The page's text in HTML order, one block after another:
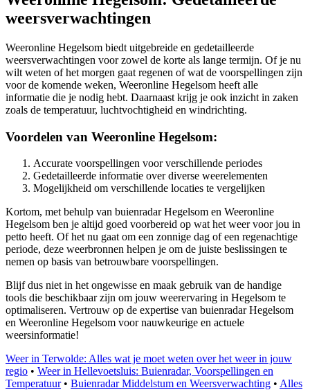
weersverwachtingen
Weeronline Hegelsom biedt uitgebreide en gedetailleerde
weersverwachtingen voor zowel de korte als lange termijn. Of je nu
wilt weten of het morgen gaat regenen of wat de voorspellingen zijn
voor de komende weken, Weeronline Hegelsom heeft alle
informatie die je nodig hebt. Daarnaast krijg je ook inzicht in zaken
zoals de temperatuur, luchtvochtigheid en windrichting.
Voordelen van Weeronline Hegelsom:
Accurate voorspellingen voor verschillende periodes
Gedetailleerde informatie over diverse weerelementen
Mogelijkheid om verschillende locaties te vergelijken
Kortom, met behulp van buienradar Hegelsom en Weeronline
Hegelsom ben je altijd goed voorbereid op wat het weer voor jou in
petto heeft. Of het nu gaat om een zonnige dag of een regenachtige
periode, deze weerbronnen helpen je om de juiste beslissingen te
nemen op basis van betrouwbare voorspellingen.
Blijf dus niet in het ongewisse en maak gebruik van de handige
tools die beschikbaar zijn om jouw weerervaring in Hegelsom te
optimaliseren. Vertrouw op de expertise van buienradar Hegelsom
en Weeronline Hegelsom voor nauwkeurige en actuele
weersinformatie!
Weer in Terwolde: Alles wat je moet weten over het weer in jouw
regio • Weer in Hellevoetsluis: Buienradar, Voorspellingen en
Temperatuur• Buienradar Middelstum en Weersverwachting • Alles